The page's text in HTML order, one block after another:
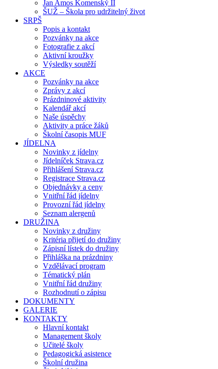
Jan Amos Komenský II
ŠUŽ – Škola pro udržitelný život
SRPŠ
Popis a kontakt
Pozvánky na akce
Fotografie z akcí
Aktivní kroužky
Výsledky soutěží
AKCE
Pozvánky na akce
Zprávy z akcí
Prázdninové aktivity
Kalendář akcí
Naše úspěchy
Aktivity a práce žáků
Školní časopis MUF
JÍDELNA
Novinky z jídelny
Jídelníček Strava.cz
Přihlášení Strava.cz
Registrace Strava.cz
Objednávky a ceny
Vnitřní řád jídelny
Provozní řád jídelny
Seznam alergenů
DRUŽINA
Novinky z družiny
Kritéria přijetí do družiny
Zápisní lístek do družiny
Přihláška na prázdniny
Vzdělávací program
Tématický plán
Vnitřní řád družiny
Rozhodnutí o zápisu
DOKUMENTY
GALERIE
KONTAKTY
Hlavní kontakt
Management školy
Učitelé školy
Pedagogická asistence
Školní družina